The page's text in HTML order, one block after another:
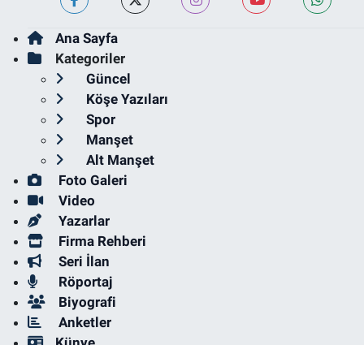
Ana Sayfa
Kategoriler
Güncel
Köşe Yazıları
Spor
Manşet
Alt Manşet
Foto Galeri
Video
Yazarlar
Firma Rehberi
Seri İlan
Röportaj
Biyografi
Anketler